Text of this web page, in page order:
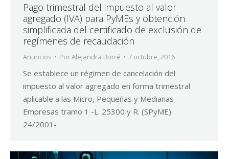
Pago trimestral del impuesto al valor
agregado (IVA) para PyMEs y obtención
simplificada del certificado de exclusión de
regímenes de recaudación
Anuncios PorAlejandra Borré 7 octubre, 2016
Se establece un régimen de cancelación del
impuesto al valor agregado en forma trimestral
aplicable a las Micro, Pequeñas y Medianas
Empresas tramo 1 -L. 25300 y R. (SPyME)
24/2001-